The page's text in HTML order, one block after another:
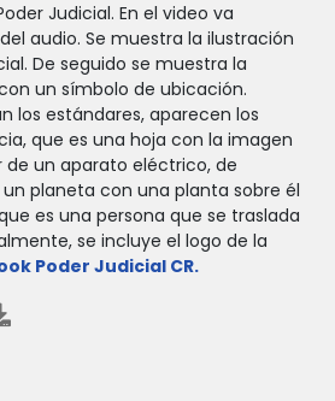
Judicial. En el video va
audio. Se muestra la ilustración
De seguido se muestra la
un símbolo de ubicación.
los estándares, aparecen los
que es una hoja con la imagen
un aparato eléctrico, de
planeta con una planta sobre él
es una persona que se traslada
se incluye el logo de la
Poder Judicial CR.